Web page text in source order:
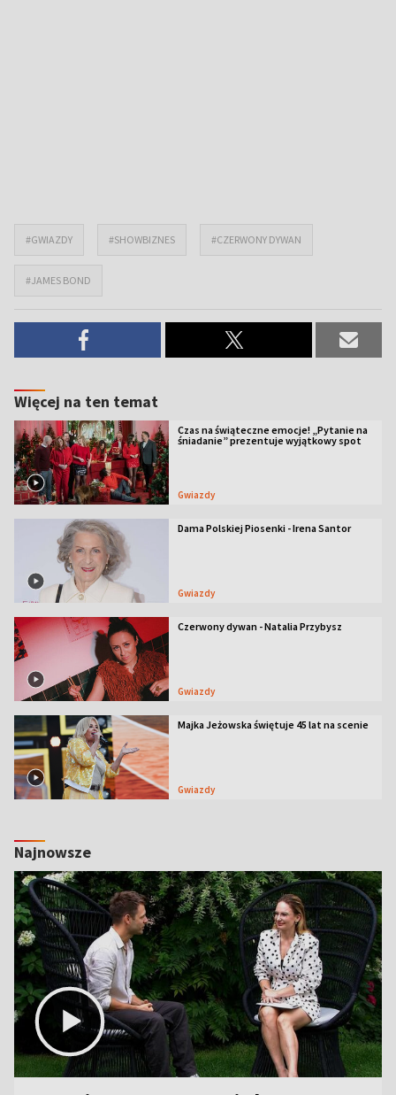
#GWIAZDY #SHOWBIZNES #CZERWONY DYWAN
#JAMES BOND
Więcej na ten temat
Czas na świąteczne emocje! „Pytanie na
śniadanie” prezentuje wyjątkowy spot
Gwiazdy
Dama Polskiej Piosenki - Irena Santor
Gwiazdy
Czerwony dywan - Natalia Przybysz
Gwiazdy
Majka Jeżowska świętuje 45 lat na scenie
Gwiazdy
Najnowsze